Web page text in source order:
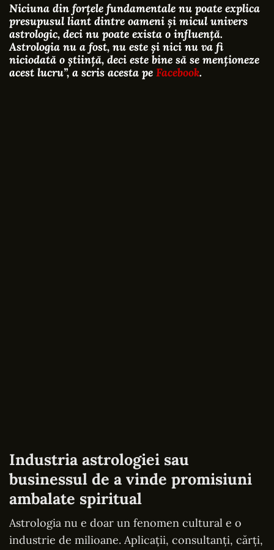
Niciuna din forțele fundamentale nu poate explica
presupusul liant dintre oameni și micul univers
astrologic, deci nu poate exista o influență.
Astrologia nu a fost, nu este și nici nu va fi
niciodată o știință, deci este bine să se menționeze
acest lucru”, a scris acesta pe Facebook.
Industria astrologiei sau
businessul de a vinde promisiuni
ambalate spiritual
Astrologia nu e doar un fenomen cultural e o
industrie de milioane. Aplicații, consultanți, cărți,